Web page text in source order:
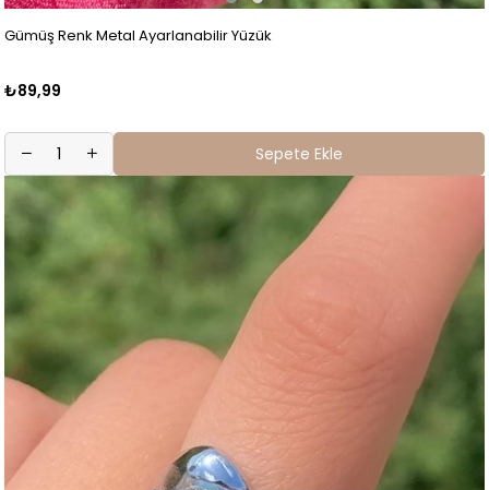
Gümüş Renk Metal Ayarlanabilir Yüzük
₺89,99
Sepete Ekle